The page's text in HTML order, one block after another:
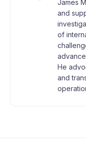
James
and
of
He
and